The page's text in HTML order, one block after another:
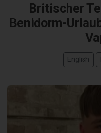
Britischer
Benidorm-
English